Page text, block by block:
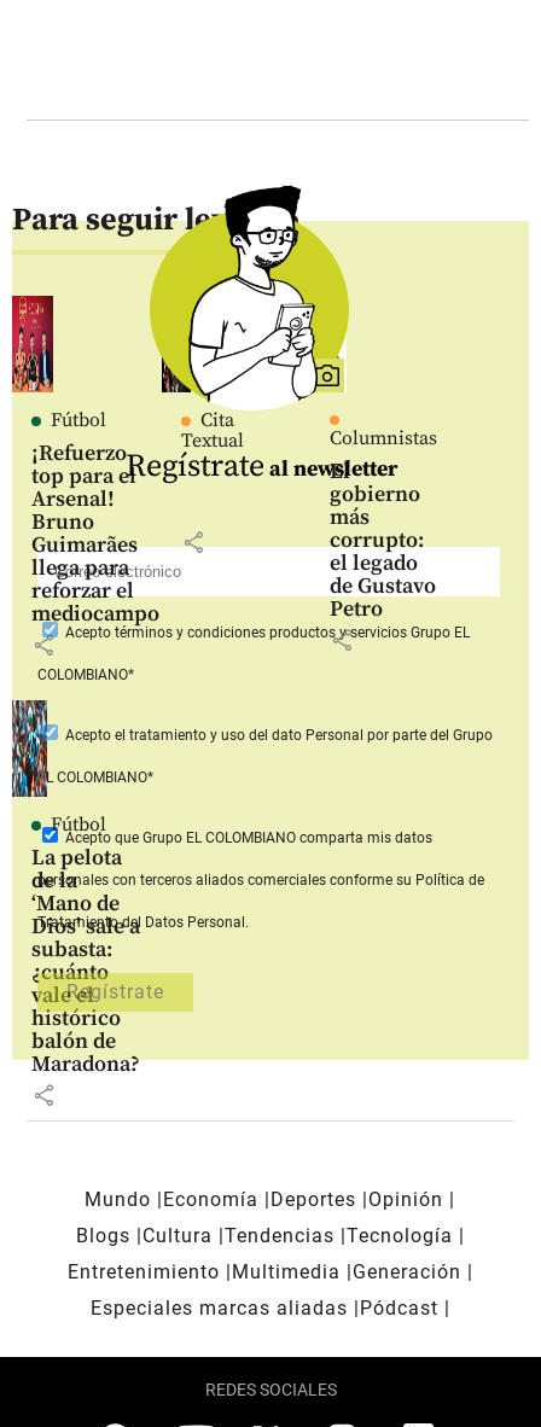
Para seguir leyendo
Fútbol
¡Refuerzo
top para el
Arsenal!
Bruno
Guimarães
llega para
reforzar el
mediocampo
share
Cita
Textual
share
Columnistas
El
gobierno
más
corrupto:
el legado
de Gustavo
Petro
share
Fútbol
La pelota
de la
‘Mano de
Dios’ sale a
subasta:
¿cuánto
vale el
histórico
balón de
Maradona?
share
Regístrate al newsletter
Aceptotérminos y condiciones productos y serviciosGrupo EL
COLOMBIANO*
Acepto el tratamiento y uso del dato Personal por parte del Grupo
EL COLOMBIANO*
Acepto que Grupo EL COLOMBIANOcomparta mis datos
personales con terceros aliados comerciales conforme su Política de
Tratamiento del Datos Personal.
Mundo Economía Deportes
Opinión
Blogs
Cultura Tendencias Tecnología
Entretenimiento
Multimedia
Generación
Especiales marcas aliadas
Pódcast
REDES SOCIALES